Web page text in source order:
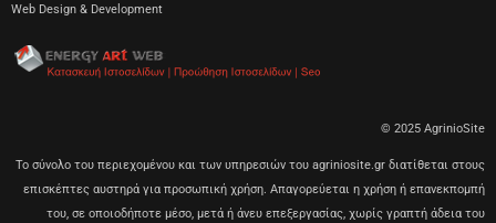
Web Design & Development
© 2025 AgrinioSite
Το σύνολο του περιεχομένου και των υπηρεσιών του agriniosite.gr διατίθεται στους
επισκέπτες αυστηρά για προσωπική χρήση. Απαγορεύεται η χρήση ή επανεκπομπή
του, σε οποιοδήποτε μέσο, μετά ή άνευ επεξεργασίας, χωρίς γραπτή άδεια του